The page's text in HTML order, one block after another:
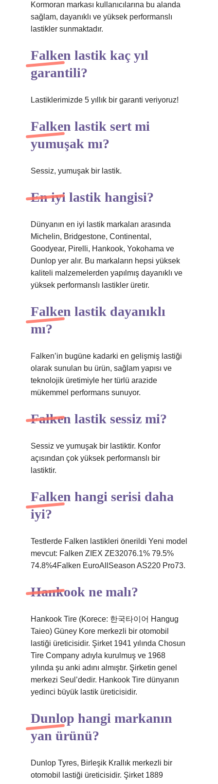
Kormoran markası kullanıcılarına bu alanda
sağlam, dayanıklı ve yüksek performanslı
lastikler sunmaktadır.
Falken lastik kaç yıl
garantili?
Lastiklerimizde 5 yıllık bir garanti veriyoruz!
Falken lastik sert mi
yumuşak mı?
Sessiz, yumuşak bir lastik.
En iyi lastik hangisi?
Dünyanın en iyi lastik markaları arasında
Michelin, Bridgestone, Continental,
Goodyear, Pirelli, Hankook, Yokohama ve
Dunlop yer alır. Bu markaların hepsi yüksek
kaliteli malzemelerden yapılmış dayanıklı ve
yüksek performanslı lastikler üretir.
Falken lastik dayanıklı
mı?
Falken’in bugüne kadarki en gelişmiş lastiği
olarak sunulan bu ürün, sağlam yapısı ve
teknolojik üretimiyle her türlü arazide
mükemmel performans sunuyor.
Falken lastik sessiz mi?
Sessiz ve yumuşak bir lastiktir. Konfor
açısından çok yüksek performanslı bir
lastiktir.
Falken hangi serisi daha
iyi?
Testlerde Falken lastikleri önerildi Yeni model
mevcut: Falken ZIEX ZE32076.1% 79.5%
74.8%4Falken EuroAllSeason AS220 Pro73.
Hankook ne malı?
Hankook Tire (Korece: 한국타이어 Hangug
Taieo) Güney Kore merkezli bir otomobil
lastiği üreticisidir. Şirket 1941 yılında Chosun
Tire Company adıyla kurulmuş ve 1968
yılında şu anki adını almıştır. Şirketin genel
merkezi Seul’dedir. Hankook Tire dünyanın
yedinci büyük lastik üreticisidir.
Dunlop hangi markanın
yan ürünü?
Dunlop Tyres, Birleşik Krallık merkezli bir
otomobil lastiği üreticisidir. Şirket 1889